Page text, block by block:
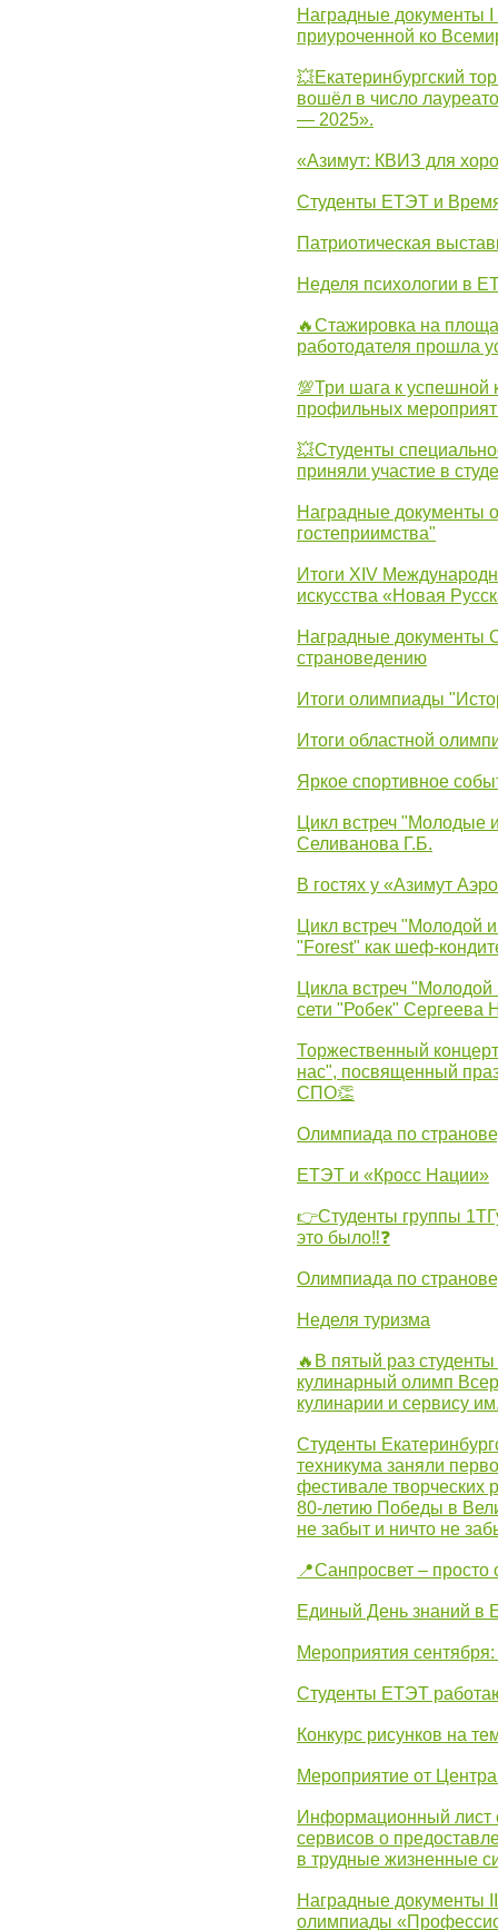
Наградные документы
приуроченной ко
💥Екатеринбургский
вошёл в число
— 2025».
«Азимут: КВИЗ для
Студенты ЕТЭТ и
Патриотическая
Неделя психологии в
🔥Стажировка на
работодателя прошла
💯Три шага к успешной
профильных
💥Студенты
приняли участие в
Наградные документы
гостеприимства"
Итоги XIV
искусства «Новая
Наградные документы
страноведению
Итоги олимпиады
Итоги областной
Яркое спортивное
Цикл встреч "Молодые
Селиванова Г.Б.
В гостях у «Азимут
Цикл встреч "Молодой
"Forest" как шеф-
Цикла встреч
сети "Робек" Сергеева
Торжественный
нас", посвященный
СПО👏
Олимпиада по
ЕТЭТ и «Кросс Нации»
👉Студенты группы
это было‼❓
Олимпиада по
Неделя туризма
🔥В пятый раз
кулинарный олимп
кулинарии и сервису
Студенты
техникума заняли
фестивале
80-летию Победы в
не забыт и ничто не
📍Санпросвет –
Единый День знаний в
Мероприятия
Студенты ЕТЭТ
Конкурс рисунков на
Мероприятие от
Информационный лист
сервисов о
в трудные жизненные
Наградные документы
олимпиады